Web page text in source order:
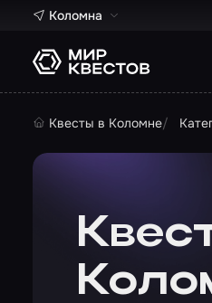
Коломна
Квесты в Коломне